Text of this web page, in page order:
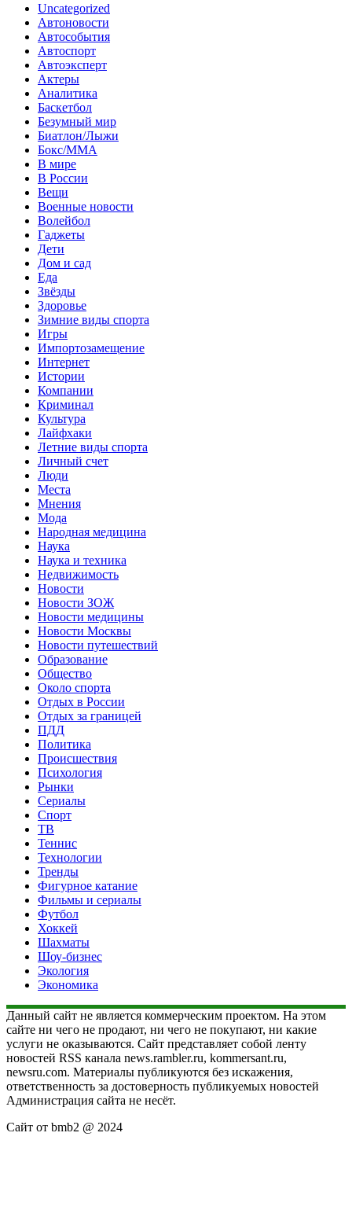
Uncategorized
Автоновости
Автособытия
Автоспорт
Автоэксперт
Актеры
Аналитика
Баскетбол
Безумный мир
Биатлон/Лыжи
Бокс/MMA
В мире
В России
Вещи
Военные новости
Волейбол
Гаджеты
Дети
Дом и сад
Еда
Звёзды
Здоровье
Зимние виды спорта
Игры
Импортозамещение
Интернет
Истории
Компании
Криминал
Культура
Лайфхаки
Летние виды спорта
Личный счет
Люди
Места
Мнения
Мода
Народная медицина
Наука
Наука и техника
Недвижимость
Новости
Новости ЗОЖ
Новости медицины
Новости Москвы
Новости путешествий
Образование
Общество
Около спорта
Отдых в России
Отдых за границей
ПДД
Политика
Происшествия
Психология
Рынки
Сериалы
Спорт
ТВ
Теннис
Технологии
Тренды
Фигурное катание
Фильмы и сериалы
Футбол
Хоккей
Шахматы
Шоу-бизнес
Экология
Экономика
Данный сайт не является коммерческим проектом. На этом
сайте ни чего не продают, ни чего не покупают, ни какие
услуги не оказываются. Сайт представляет собой ленту
новостей RSS канала news.rambler.ru, kommersant.ru,
newsru.com. Материалы публикуются без искажения,
ответственность за достоверность публикуемых новостей
Администрация сайта не несёт.
Сайт от bmb2 @ 2024